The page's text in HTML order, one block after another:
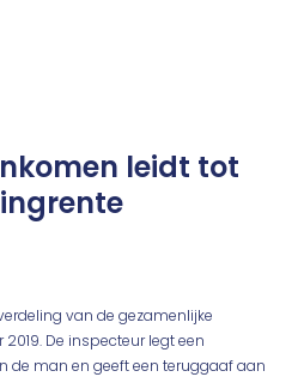
leidt tot
van de gezamenlijke
De inspecteur legt een
de man en geeft een teruggaaf aan